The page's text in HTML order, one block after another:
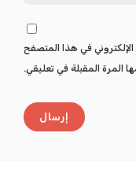
في هذا المتصفح
المرة المقبلة في تعليقي.